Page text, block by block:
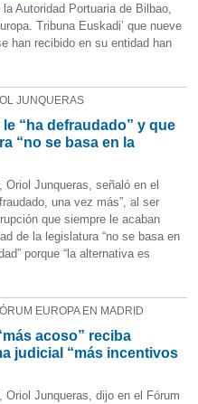
Autoridad Portuaria de Bilbao,
Tribuna Euskadi’ que nueve
han recibido en su entidad han
JUNQUERAS
“ha defraudado” y que
“no se basa en la
Junqueras, señaló en el
una vez más”, al ser
que siempre le acaban
de la legislatura “no se basa en
porque “la alternativa es
EUROPA EN MADRID
acoso” reciba
judicial “más incentivos
Junqueras, dijo en el Fórum